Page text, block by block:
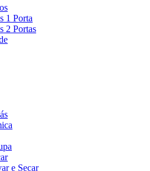
1 Porta
2 Portas
e Secar